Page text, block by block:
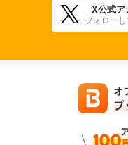
X公式ア
フォロー